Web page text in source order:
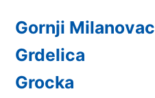
Gornji Milanovac
Grdelica
Grocka